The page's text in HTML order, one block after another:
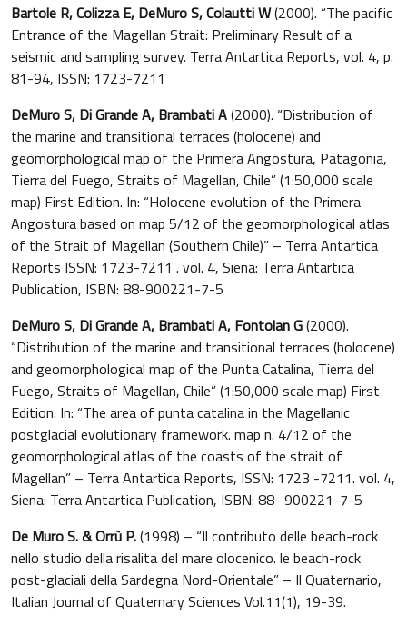
Bartole R, Colizza E, DeMuro S, Colautti W(2000). “The pacific
Entrance of the Magellan Strait: Preliminary Result of a
seismic and sampling survey. Terra Antartica Reports, vol. 4, p.
81-94, ISSN: 1723-7211
DeMuro S, Di Grande A, Brambati A(2000). “Distribution of
the marine and transitional terraces (holocene) and
geomorphological map of the Primera Angostura, Patagonia,
Tierra del Fuego, Straits of Magellan, Chile” (1:50,000 scale
map) First Edition. In: “Holocene evolution of the Primera
Angostura based on map 5/12 of the geomorphological atlas
of the Strait of Magellan (Southern Chile)” – Terra Antartica
Reports ISSN: 1723-7211 . vol. 4, Siena: Terra Antartica
Publication, ISBN: 88-900221-7-5
DeMuro S, Di Grande A, Brambati A, Fontolan G(2000).
“Distribution of the marine and transitional terraces (holocene)
and geomorphological map of the Punta Catalina, Tierra del
Fuego, Straits of Magellan, Chile” (1:50,000 scale map) First
Edition. In: “The area of punta catalina in the Magellanic
postglacial evolutionary framework. map n. 4/12 of the
geomorphological atlas of the coasts of the strait of
Magellan” – Terra Antartica Reports, ISSN: 1723 -7211. vol. 4,
Siena: Terra Antartica Publication, ISBN: 88- 900221-7-5
De Muro S. & Orrù P.(1998) – “Il contributo delle beach-rock
nello studio della risalita del mare olocenico. le beach-rock
post-glaciali della Sardegna Nord-Orientale” – Il Quaternario,
Italian Journal of Quaternary Sciences Vol.11(1), 19-39.